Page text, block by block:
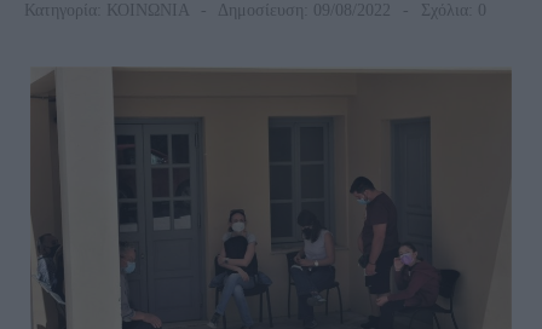
Κατηγορία: ΚΟΙΝΩΝΙΑ Δημοσίευση: 09/08/2022 Σχόλια: 0